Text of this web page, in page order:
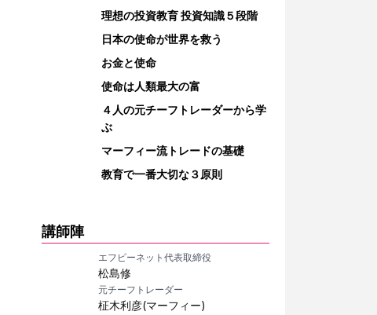
教育
理想の投資教育 投資知識５段階
日本の使命が世界を救う
お金と使命
使命は人類最大の富
４人の元チーフトレーダーから学
ぶ
マーフィー流トレードの基礎
教育で一番大切な３原則
講師陣
エフピーネット代表取締役
松島修
元チーフトレーダー
柾木利彦(マーフィー)